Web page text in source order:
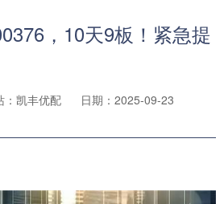
，10天9板！紧急提
：凯丰优配
日期：2025-09-23